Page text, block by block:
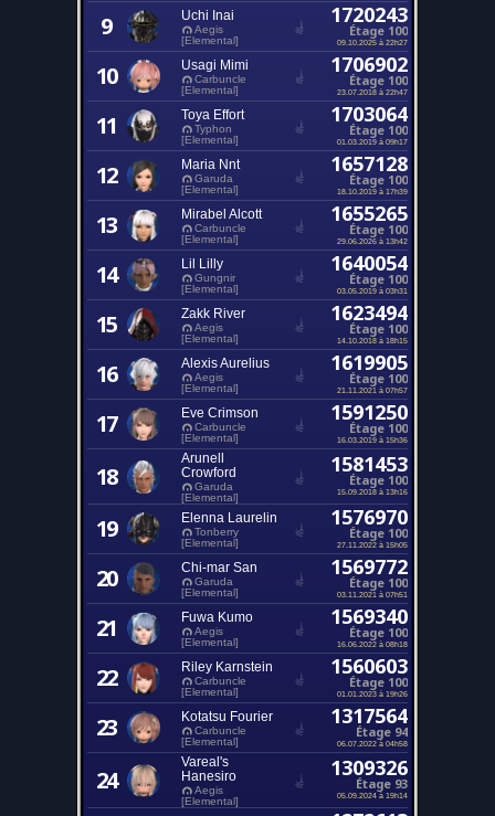
9 Uchi Inai
Aegis
[Elemental]
1720243
Étage 100
09.10.2025 à 22h27
10 Usagi Mimi
Carbuncle
[Elemental]
1706902
Étage 100
23.07.2018 à 22h47
11 Toya Effort
Typhon
[Elemental]
1703064
Étage 100
01.03.2019 à 09h17
12 Maria Nnt
Garuda
[Elemental]
1657128
Étage 100
18.10.2019 à 17h39
13 Mirabel Alcott
Carbuncle
[Elemental]
1655265
Étage 100
29.06.2026 à 13h42
14 Lil Lilly
Gungnir
[Elemental]
1640054
Étage 100
03.05.2019 à 03h31
15 Zakk River
Aegis
[Elemental]
1623494
Étage 100
14.10.2018 à 18h15
16 Alexis Aurelius
Aegis
[Elemental]
1619905
Étage 100
21.11.2021 à 07h57
17 Eve Crimson
Carbuncle
[Elemental]
1591250
Étage 100
16.03.2019 à 15h36
18
Arunell
Crowford
Garuda
[Elemental]
1581453
Étage 100
15.09.2018 à 13h16
19 Elenna Laurelin
Tonberry
[Elemental]
1576970
Étage 100
27.11.2022 à 15h05
20 Chi-mar San
Garuda
[Elemental]
1569772
Étage 100
03.11.2021 à 07h51
21 Fuwa Kumo
Aegis
[Elemental]
1569340
Étage 100
16.06.2022 à 08h18
22 Riley Karnstein
Carbuncle
[Elemental]
1560603
Étage 100
01.01.2023 à 19h26
23 Kotatsu Fourier
Carbuncle
[Elemental]
1317564
Étage 94
06.07.2022 à 04h58
24
Vareal's
Hanesiro
Aegis
[Elemental]
1309326
Étage 93
05.09.2024 à 19h14